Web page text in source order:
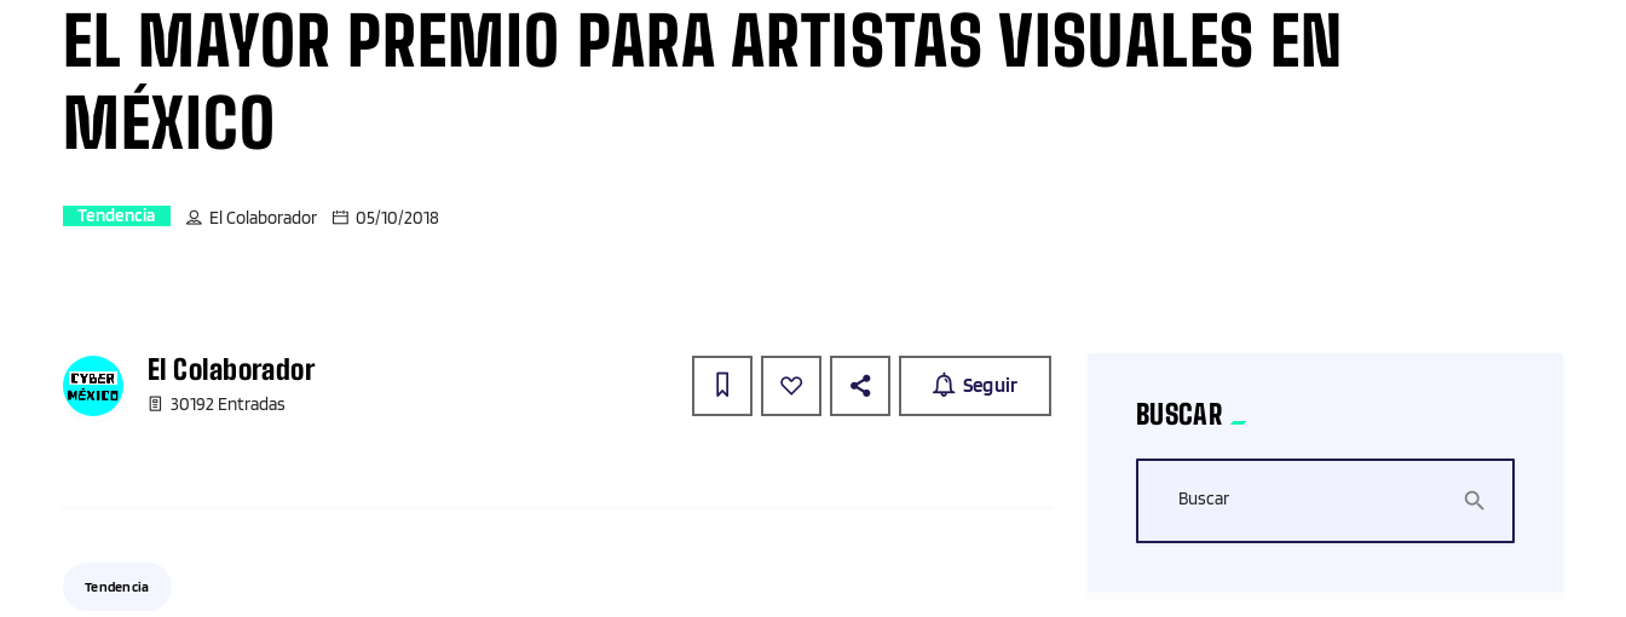
EL MAYOR PREMIO PARA ARTISTAS VISUALES EN
MÉXICO
Tendencia El Colaborador 05/10/2018
El Colaborador
30192 Entradas
Seguir
Tendencia
BUSCAR
Buscar search